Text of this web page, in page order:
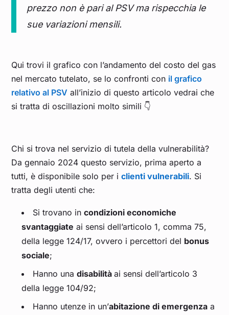
prezzo non è pari al PSV ma rispecchia le
sue variazioni mensili.
Qui trovi il grafico con l’andamento del costo del gas
nel mercato tutelato, se lo confronti con il grafico
relativo al PSV all’inizio di questo articolo vedrai che
si tratta di oscillazioni molto simili 👇
Chi si trova nel servizio di tutela della vulnerabilità?
Da gennaio 2024 questo servizio, prima aperto a
tutti, è disponibile solo per iclienti vulnerabili. Si
tratta degli utenti che:
Si trovano incondizioni economiche
svantaggiate ai sensi dell’articolo 1, comma 75,
della legge 124/17, ovvero i percettori del bonus
sociale;
Hanno unadisabilitàai sensi dell’articolo 3
della legge 104/92;
Hanno utenze in un’abitazione di emergenza a